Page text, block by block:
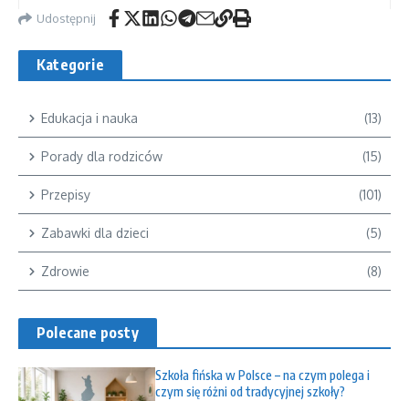
Udostępnij
Kategorie
Edukacja i nauka (13)
Porady dla rodziców (15)
Przepisy (101)
Zabawki dla dzieci (5)
Zdrowie (8)
Polecane posty
Szkoła fińska w Polsce – na czym polega i
czym się różni od tradycyjnej szkoły?